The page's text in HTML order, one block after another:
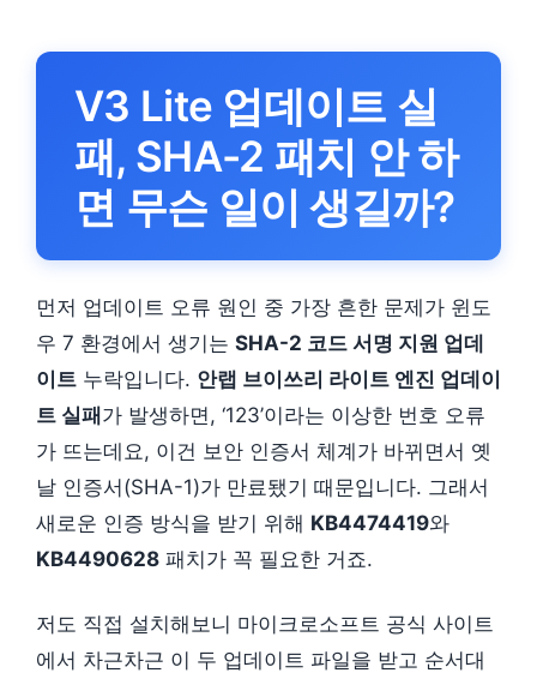
V3 Lite 업데이트 실
패, SHA-2 패치 안 하
면 무슨 일이 생길까?
먼저 업데이트 오류 원인 중 가장 흔한 문제가 윈도
우 7 환경에서 생기는 SHA-2 코드 서명 지원 업데
이트 누락입니다. 안랩 브이쓰리 라이트 엔진 업데이
트 실패가 발생하면, ‘123’이라는 이상한 번호 오류
가 뜨는데요, 이건 보안 인증서 체계가 바뀌면서 옛
날 인증서(SHA-1)가 만료됐기 때문입니다. 그래서
새로운 인증 방식을 받기 위해 KB4474419와
KB4490628 패치가 꼭 필요한 거죠.
저도 직접 설치해보니 마이크로소프트 공식 사이트
에서 차근차근 이 두 업데이트 파일을 받고 순서대